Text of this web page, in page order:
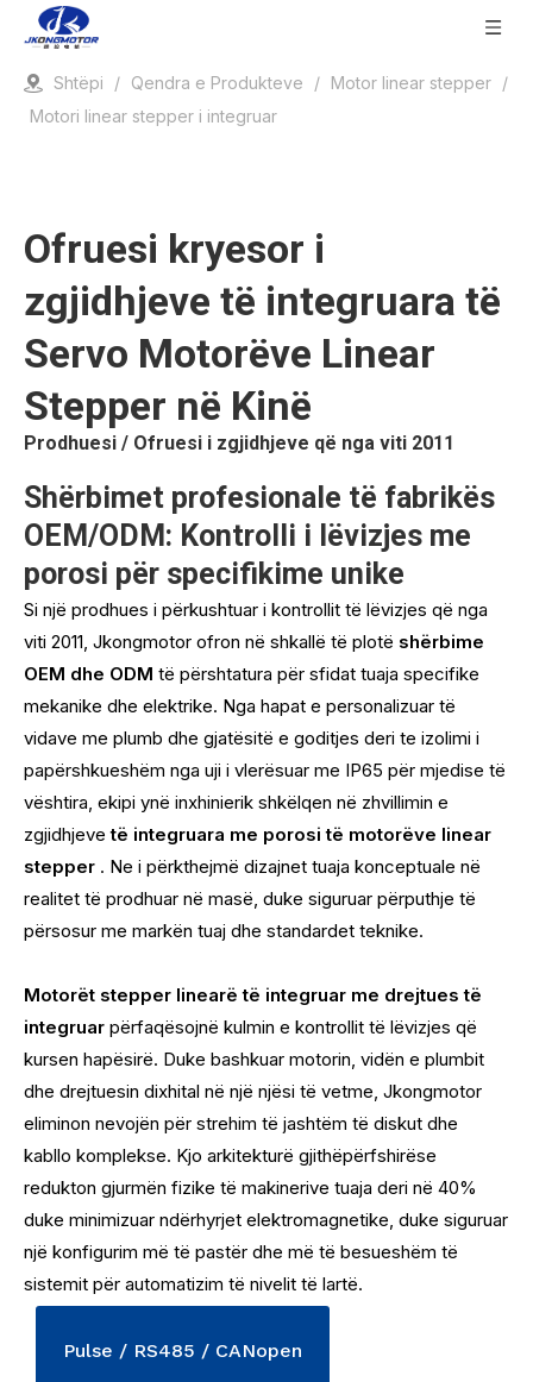
Shtëpi / Qendra e Produkteve / Motor linear stepper /
Motori linear stepper i integruar
Ofruesi kryesor i
zgjidhjeve të integruara të
Servo Motorëve Linear
Stepper në Kinë
Prodhuesi / Ofruesi i zgjidhjeve që nga viti 2011
Shërbimet profesionale të fabrikës
OEM/ODM: Kontrolli i lëvizjes me
porosi për specifikime unike
Si një prodhues i përkushtuar i kontrollit të lëvizjes që nga
viti 2011, Jkongmotor ofron në shkallë të plotë shërbime
OEM dhe ODM të përshtatura për sfidat tuaja specifike
mekanike dhe elektrike. Nga hapat e personalizuar të
vidave me plumb dhe gjatësitë e goditjes deri te izolimi i
papërshkueshëm nga uji i vlerësuar me IP65 për mjedise të
vështira, ekipi ynë inxhinierik shkëlqen në zhvillimin e
zgjidhjevetë integruara me porosi të motorëve linear
stepper . Ne i përkthejmë dizajnet tuaja konceptuale në
realitet të prodhuar në masë, duke siguruar përputhje të
përsosur me markën tuaj dhe standardet teknike.
Motorët stepper linearë të integruar me drejtues të
integruar përfaqësojnë kulmin e kontrollit të lëvizjes që
kursen hapësirë. Duke bashkuar motorin, vidën e plumbit
dhe drejtuesin dixhital në një njësi të vetme, Jkongmotor
eliminon nevojën për strehim të jashtëm të diskut dhe
kabllo komplekse. Kjo arkitekturë gjithëpërfshirëse
redukton gjurmën fizike të makinerive tuaja deri në 40%
duke minimizuar ndërhyrjet elektromagnetike, duke siguruar
një konfigurim më të pastër dhe më të besueshëm të
sistemit për automatizim të nivelit të lartë.
Pulse / RS485 / CANopen